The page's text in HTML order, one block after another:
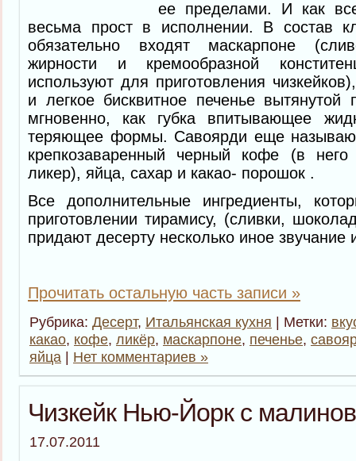
ее пределами. И как
весьма прост в исполнении. В состав
обязательно входят маскарпоне
жирности и кремообразной
используют для приготовления
и легкое бисквитное печенье вытянутой
мгновенно, как губка впитывающее
теряющее формы. Савоярди еще
крепкозаваренный черный кофе (в
ликер), яйца, сахар и какао- порошок .
Все дополнительные ингредиенты,
приготовлении тирамису, (сливки,
придают десерту несколько иное звучание
Прочитать остальную часть записи »
Рубрика: Десерт, Итальянская кухня | Метки:
какао, кофе, ликёр, маскарпоне, печенье,
яйца | Нет комментариев »
Чизкейк Нью-Йорк с
17.07.2011